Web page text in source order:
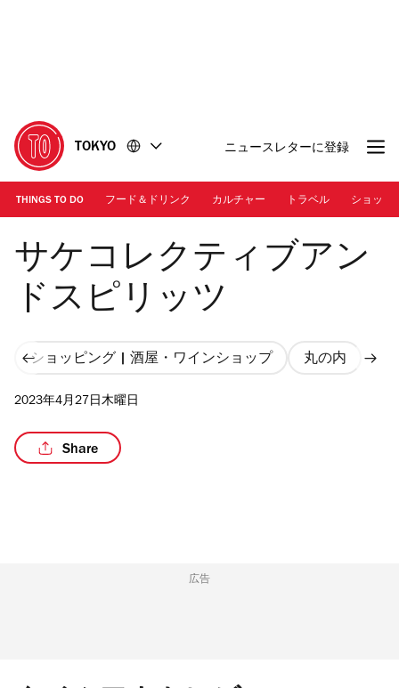
に
移
動
移
動
TOKYO ニュースレターに登録
THINGS TO DO フード＆ドリンク カルチャー トラベル ショッピ
画像提供：サケコレクティブアンドスピリッツ
サケコレクティブアン
ドスピリッツ
ショッピング | 酒屋・ワインショップ 丸の内
2023年4月27日木曜日
Share
広告